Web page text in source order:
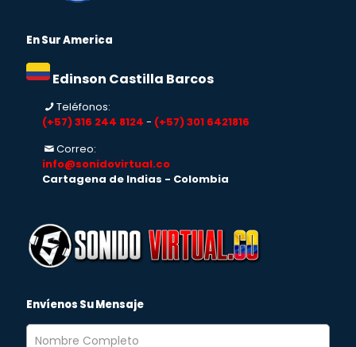
En Sur America
Edinson Castilla Barcos
Teléfonos:
(+57) 316 244 8124 - (+57) 301 6421816
Correo:
info@sonidovirtual.co
Cartagena de Indias - Colombia
Envíenos Su Mensaje